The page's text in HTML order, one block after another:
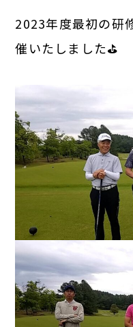
2023年度最初の研
催いたしました⛳